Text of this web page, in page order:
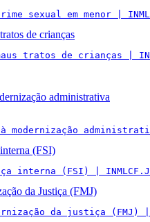
sexual em menor |
de crianças
tratos de crianças |
administrativa
modernização
(FSI)
interna (FSI) |
da Justiça (FMJ)
da justiça (FMJ)